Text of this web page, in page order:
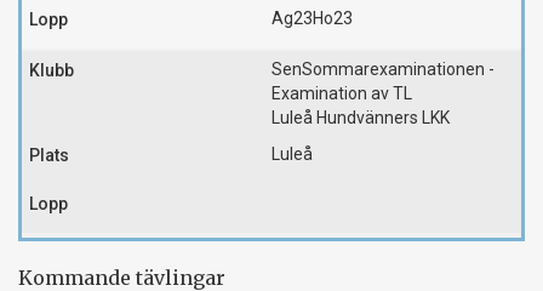
Ag23Ho23
SenSommarexaminationen -
Examination av TL
Luleå Hundvänners LKK
Luleå
Kommande tävlingar